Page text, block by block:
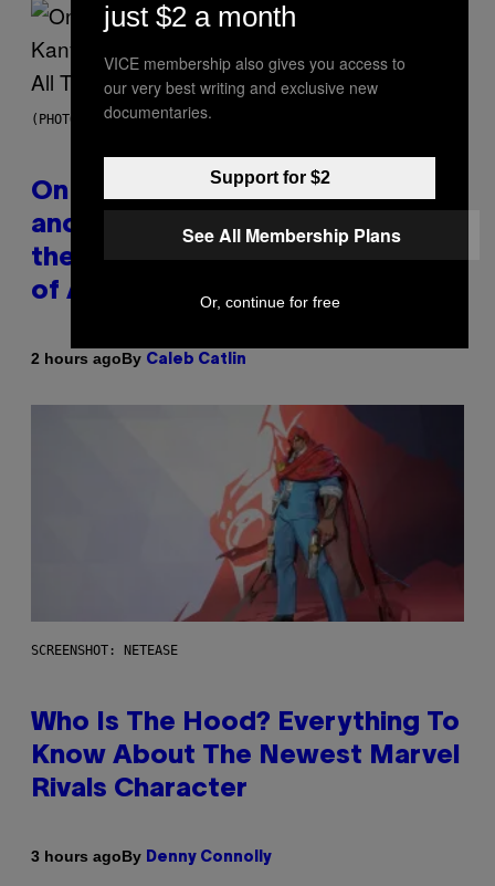
(PHOTO BY DANIEL BOCZARSKI/GETTY IMAGES FOR VEVO)
On This Day 15 Years Ago, Jay-Z
and Kanye West Dropped One of
the Best Collaborative Albums
of All Time
2 hours agoBy Caleb Catlin
SCREENSHOT: NETEASE
Who Is The Hood? Everything To
Know About The Newest Marvel
Rivals Character
3 hours agoBy Denny Connolly
just $2 a month
VICE membership also gives you access to
our very best writing and exclusive new
documentaries.
Support for $2
See All Membership Plans
Or, continue for free